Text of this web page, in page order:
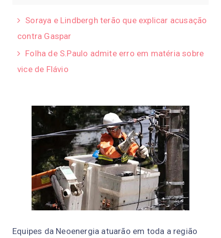
Soraya e Lindbergh terão que explicar acusação
contra Gaspar
Folha de S.Paulo admite erro em matéria sobre
vice de Flávio
Equipes da Neoenergia atuarão em toda a região